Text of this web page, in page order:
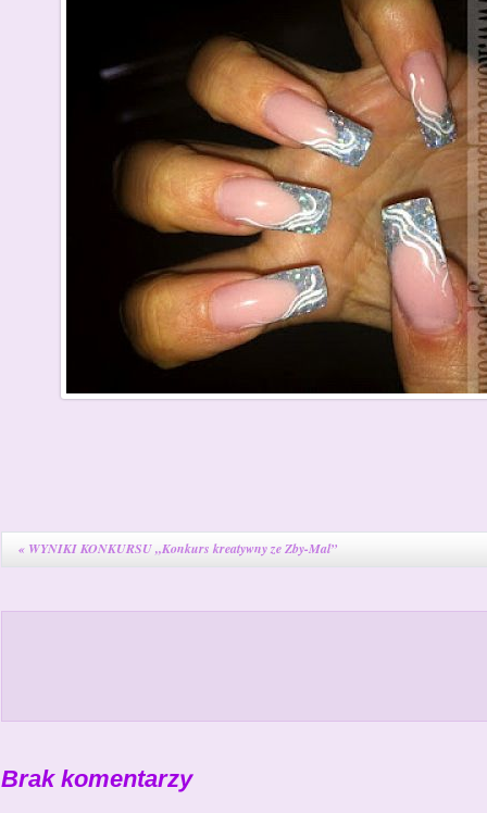
« WYNIKI KONKURSU „Konkurs kreatywny ze Zby-Mal”
Brak komentarzy